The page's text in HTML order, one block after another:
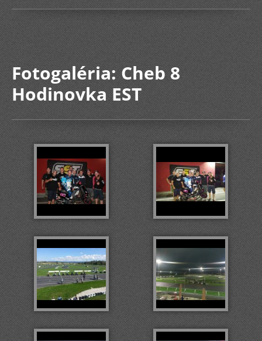
Fotogaléria: Cheb 8
Hodinovka EST